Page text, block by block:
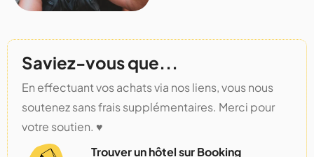
Saviez-vous que...
En effectuant vos achats via nos liens, vous nous
soutenez sans frais supplémentaires. Merci pour
votre soutien. ♥️
Trouver un hôtel sur Booking